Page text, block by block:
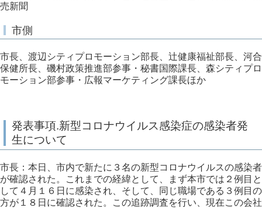
売新聞
市側
市長、渡辺シティプロモーション部長、辻健康福祉部長、河合
保健所長、磯村政策推進部参事・秘書国際課長、森シティプロ
モーション部参事・広報マーケティング課長ほか
発表事項.新型コロナウイルス感染症の感染者発
生について
市長：本日、市内で新たに３名の新型コロナウイルスの感染者
が確認された。これまでの経緯として、まず本市では２例目と
して４月１６日に感染され、そして、同じ職場である３例目の
方が１８日に確認された。この追跡調査を行い、現在この会社